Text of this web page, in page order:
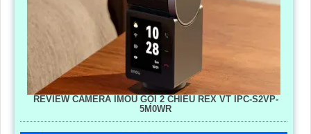
REVIEW CAMERA IMOU GỌI 2 CHIỀU REX VT IPC-S2VP-
5M0WR